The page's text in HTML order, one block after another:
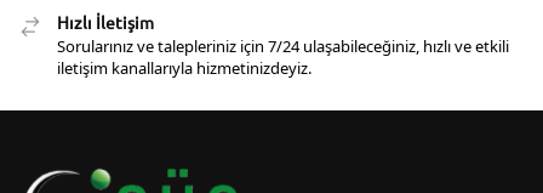
Hızlı İletişim
Sorularınız ve talepleriniz için 7/24 ulaşabileceğiniz, hızlı ve etkili
iletişim kanallarıyla hizmetinizdeyiz.